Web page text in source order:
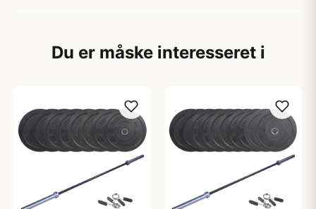
Du er måske interesseret i